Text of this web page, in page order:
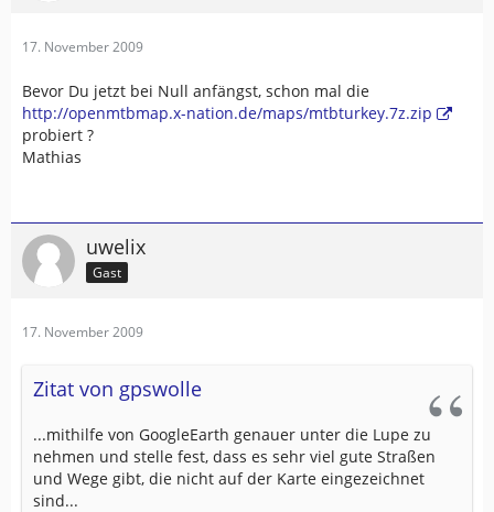
17. November 2009
Bevor Du jetzt bei Null anfängst, schon mal die
http://openmtbmap.x-nation.de/maps/mtbturkey.7z.zip
probiert ?
Mathias
uwelix
Gast
17. November 2009
Zitat von gpswolle
...mithilfe von GoogleEarth genauer unter die Lupe zu
nehmen und stelle fest, dass es sehr viel gute Straßen
und Wege gibt, die nicht auf der Karte eingezeichnet
sind...